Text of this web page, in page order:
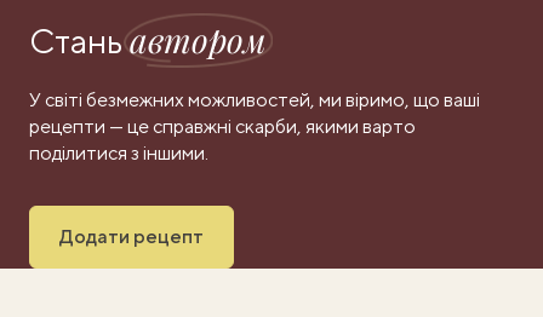
Станьавтором
У світі безмежних можливостей, ми віримо, що ваші
рецепти — це справжні скарби, якими варто
поділитися з іншими.
Додати рецепт